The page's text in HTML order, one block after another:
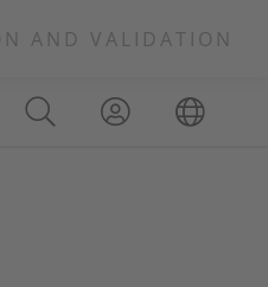
AND VALIDATION